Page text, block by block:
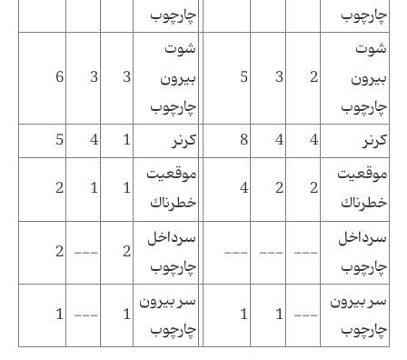
چارچوب
چارچوب
شوت
بیرون
چارچوب
2
3
5
شوت
بیرون
چارچوب
3
3
6
کرنر 4
4
8 کرنر 1
4
5
موقعیت
خطرناك
2
2
4
موقعیت
خطرناك
1
1
2
سرداخل
چارچوب
---
---
---
سرداخل
چارچوب
2
---
2
سر بیرون
چارچوب
---
1
1
سر بیرون
چارچوب
1
---
1